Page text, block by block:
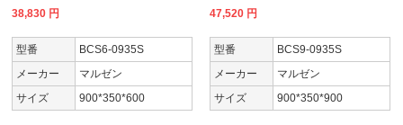
38,830 円
型番
BCS6-0935S
メーカー
マルゼン
サイズ
900*350*600
47,520 円
型番
BCS9-0935S
メーカー
マルゼン
サイズ
900*350*900